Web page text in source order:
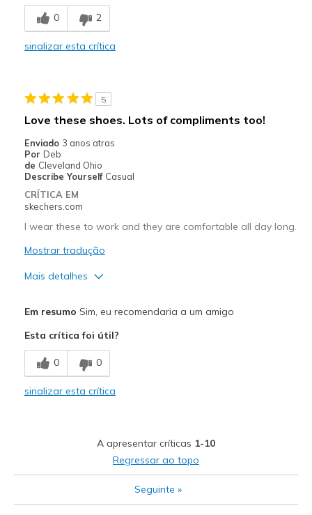
Comfortable
Stylish
Going Out
Width
Sizing
Feels true to size
View On Shoes
0 2
sinalizar esta crítica
5
Love these shoes. Lots of compliments too!
Enviado 3 anos atras
Por Deb
de Cleveland Ohio
Describe Yourself Casual
CRÍTICA EM
skechers.com
I wear these to work and they are comfortable all day long.
Mostrar tradução
Mais detalhes
Comfortable
Durable
Em resumo Sim, eu recomendaria a um amigo
Esta crítica foi útil?
0 0
sinalizar esta crítica
A apresentar críticas 1-10
Regressar ao topo
Seguinte »